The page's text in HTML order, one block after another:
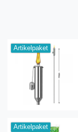
Artikelpaket
Artikelpaket